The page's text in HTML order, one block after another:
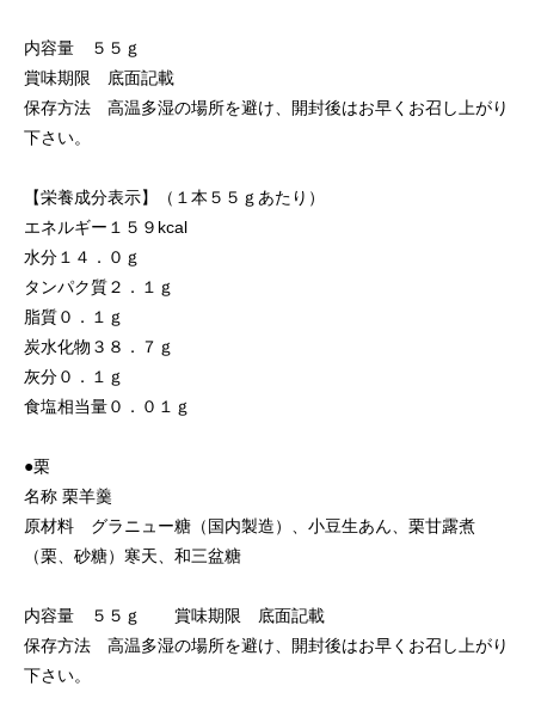
内容量 ５５ｇ
賞味期限 底面記載
保存方法 高温多湿の場所を避け、開封後はお早くお召し上がり
下さい。
【栄養成分表示】（１本５５ｇあたり）
エネルギー１５９kcal
水分１４．０ｇ
タンパク質２．１ｇ
脂質０．１ｇ
炭水化物３８．７ｇ
灰分０．１ｇ
食塩相当量０．０１ｇ
●栗
名称 栗羊羹
原材料 グラニュー糖（国内製造）、小豆生あん、栗甘露煮
（栗、砂糖）寒天、和三盆糖
内容量 ５５ｇ 賞味期限 底面記載
保存方法 高温多湿の場所を避け、開封後はお早くお召し上がり
下さい。